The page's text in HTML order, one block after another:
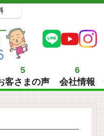
5
客さまの声
6
会社情報